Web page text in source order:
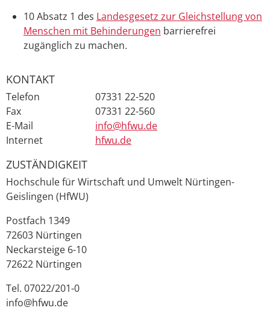
10 Absatz 1 des Landesgesetz zur Gleichstellung von
Menschen mit Behinderungen barrierefrei
zugänglich zu machen.
KONTAKT
Telefon
07331 22-520
Fax
07331 22-560
E-Mail
info@hfwu.de
Internet
hfwu.de
ZUSTÄNDIGKEIT
Hochschule für Wirtschaft und Umwelt Nürtingen-
Geislingen (HfWU)
Postfach 1349
72603 Nürtingen
Neckarsteige 6-10
72622 Nürtingen
Tel. 07022/201-0
info@hfwu.de